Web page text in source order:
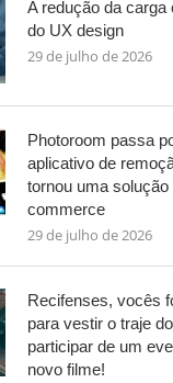
A redução da carga
do UX design
29 de julho de 2026
Photoroom passa
aplicativo de
tornou uma
commerce
29 de julho de 2026
Recifenses, vocês
para vestir o traje
participar de um
novo filme!